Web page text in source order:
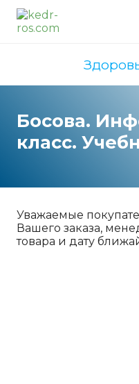
Босова.
класс.
Уважаемые
Вашего заказа,
товара и дату